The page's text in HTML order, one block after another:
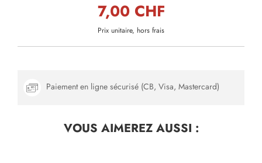
7,00 CHF
Prix unitaire, hors frais
Paiement en ligne sécurisé (CB, Visa, Mastercard)
VOUS AIMEREZAUSSI :